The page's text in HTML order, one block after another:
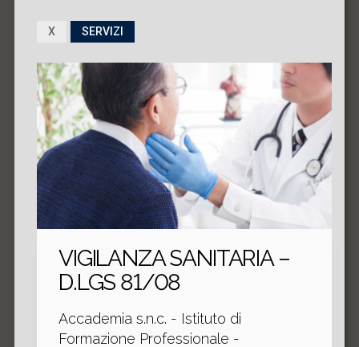
X SERVIZI
VIGILANZA SANITARIA –
D.LGS 81/08
Accademia s.n.c. - Istituto di
Formazione Professionale -